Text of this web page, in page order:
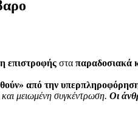
επιστροφής στα παραδοσιακά
από την
μειωμένη συγκέντρωση. Οι